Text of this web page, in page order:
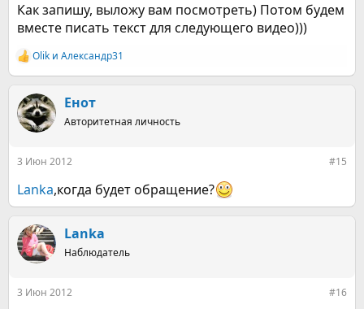
Как запишу, выложу вам посмотреть) Потом будем
вместе писать текст для следующего видео)))
Р
е
к
ц
и
Olik и Александр31
Енот
Авторитетная личность
3 Июн 2012 #15
Lanka,когда будет обращение?
Lanka
Наблюдатель
3 Июн 2012 #16